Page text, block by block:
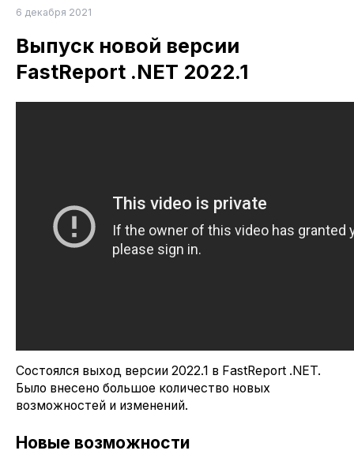
6 декабря 2021
Выпуск новой версии
FastReport .NET 2022.1
Состоялся выход версии 2022.1 в FastReport .NET.
Было внесено большое количество новых
возможностей и изменений.
Новые возможности